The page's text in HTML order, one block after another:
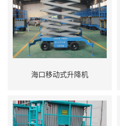
海口移动式升降机